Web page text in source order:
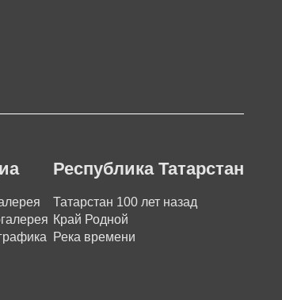
Республика Татарстан
Татарстан 100 лет назад
Край Родной
Река времени